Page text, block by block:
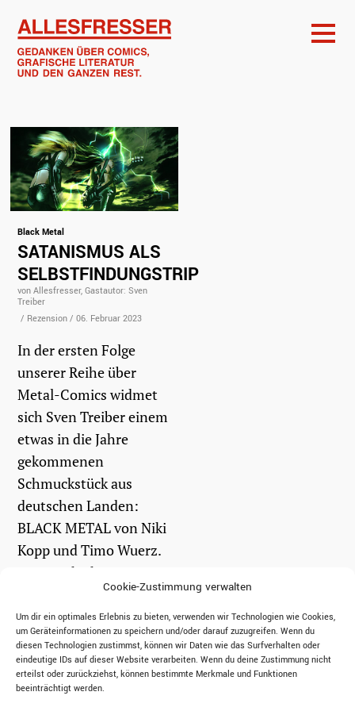
Cookie-Zustimmung verwalten
Um dir ein optimales Erlebnis zu bieten, verwenden wir Technologien wie Cookies,
um Geräteinformationen zu speichern und/oder darauf zuzugreifen. Wenn du
diesen Technologien zustimmst, können wir Daten wie das Surfverhalten oder
eindeutige IDs auf dieser Website verarbeiten. Wenn du deine Zustimmung nicht
erteilst oder zurückziehst, können bestimmte Merkmale und Funktionen
beeinträchtigt werden.
Black Metal
SATANISMUS ALS
SELBSTFINDUNGSTRIP
von Allesfresser, Gastautor: Sven
Treiber
/ Rezension / 06. Februar 2023
In der ersten Folge
unserer Reihe über
Metal-Comics widmet
sich Sven Treiber einem
etwas in die Jahre
gekommenen
Schmuckstück aus
deutschen Landen:
BLACK METAL von Niki
Kopp und Timo Wuerz.
Die Geschichte wartet
mit jeder Menge
Schminke, Leder,...
weiterlesen